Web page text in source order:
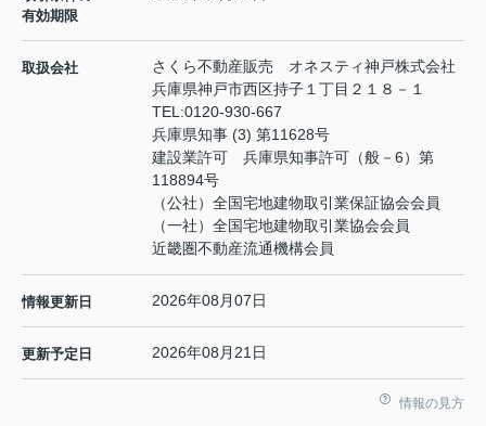
有効期限
取扱会社
さくら不動産販売 オネスティ神戸株式会社
兵庫県神戸市西区持子１丁目２１８－１
TEL:0120-930-667
兵庫県知事 (3) 第11628号
建設業許可 兵庫県知事許可（般－6）第
118894号
（公社）全国宅地建物取引業保証協会会員
（一社）全国宅地建物取引業協会会員
近畿圏不動産流通機構会員
情報更新日 2026年08月07日
更新予定日 2026年08月21日
情報の見方